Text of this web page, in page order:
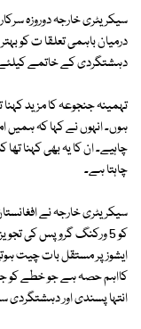
سیکریٹری خارجہ دوروزہ
درمیان باہمی تعلقا ت کو
دہشتگردی کے خاتمے کیلئے
تہمینہ جنجوعہ کا مزید کہنا
ہوں۔ انہوں نے کہا کہ ہمیں
چاہیے۔ ان کا یہ بھی کہنا
چاہتا ہے۔
سیکریٹری خارجہ نے
کو 5 ورکنگ گروپس کی
ایشوز پر مستقل بات چیت
کااہم حصہ ہے جو خطے کو
انتہا پسندی اور